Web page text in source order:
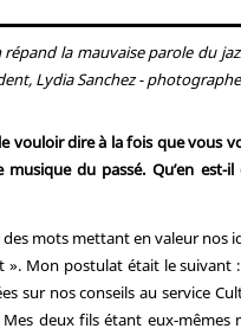
la mauvaise parole du
Lydia Sanchez -
vouloir dire à la fois que
du passé. Qu’en est-
des mots mettant en valeur
Mon postulat était le suivant
sur nos conseils au service
deux fils étant eux-mêmes